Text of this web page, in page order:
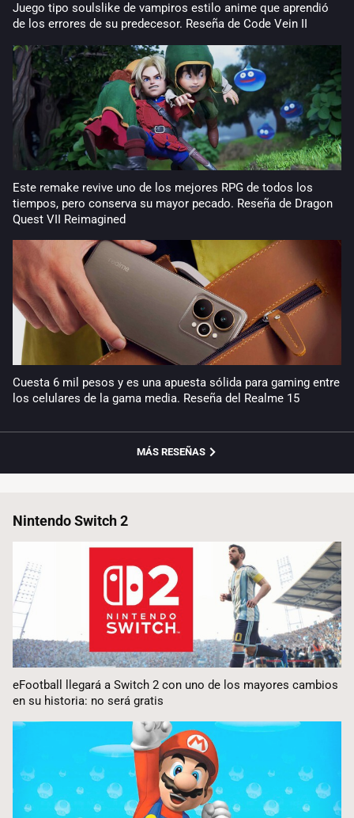
Juego tipo soulslike de vampiros estilo anime que aprendió
de los errores de su predecesor. Reseña de Code Vein II
Este remake revive uno de los mejores RPG de todos los
tiempos, pero conserva su mayor pecado. Reseña de Dragon
Quest VII Reimagined
Cuesta 6 mil pesos y es una apuesta sólida para gaming entre
los celulares de la gama media. Reseña del Realme 15
MÁS RESEÑAS
Nintendo Switch 2
eFootball llegará a Switch 2 con uno de los mayores cambios
en su historia: no será gratis